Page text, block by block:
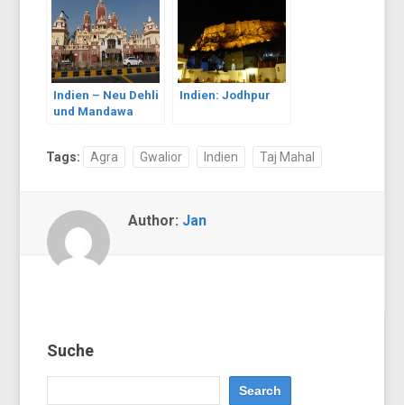
Indien – Neu Dehli
und Mandawa
Indien: Jodhpur
Tags: Agra Gwalior Indien Taj Mahal
Author: Jan
Suche